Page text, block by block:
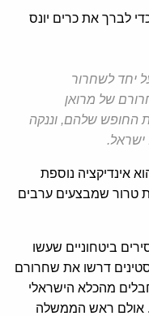
לברך את כרים יונס
יחד לשחרור
של מרואן
החופש שלהם, וננקה
אינדיקציה נוספת
טרור שמבצעים ערבים
ביטחוניים שעשו
דרשו את שחרורם
מהכלא הישראלי
אולם ראש הממשלה